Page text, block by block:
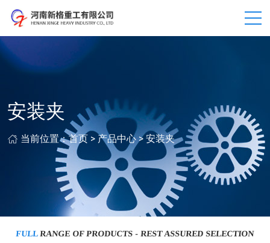
安装夹
当前位置：首页 > 产品中心 >安装夹
FULLRANGE OF PRODUCTS - REST ASSURED SELECTION